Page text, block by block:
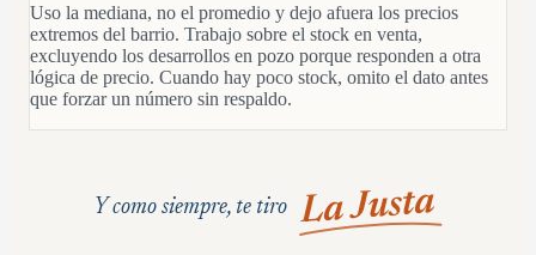
Uso la mediana, no el promedio y dejo afuera los precios
extremos del barrio. Trabajo sobre el stock en venta,
excluyendo los desarrollos en pozo porque responden a otra
lógica de precio. Cuando hay poco stock, omito el dato antes
que forzar un número sin respaldo.
Y como siempre, te tiro La Justa